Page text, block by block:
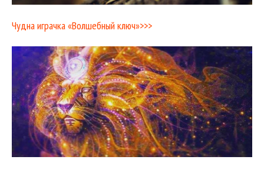
Чудна играчка «Волшебный ключ»>>>